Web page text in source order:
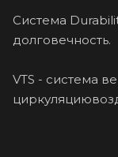
Система
долговечность.
VTS - система